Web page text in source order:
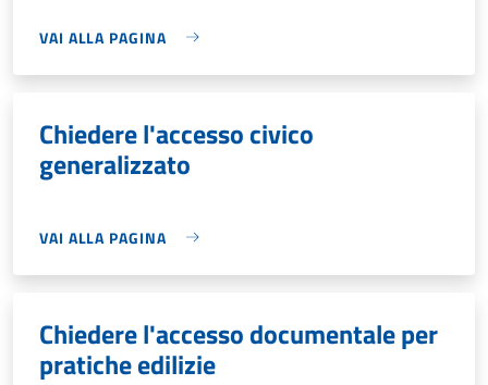
VAI ALLA PAGINA
Chiedere l'accesso civico
generalizzato
VAI ALLA PAGINA
Chiedere l'accesso documentale per
pratiche edilizie